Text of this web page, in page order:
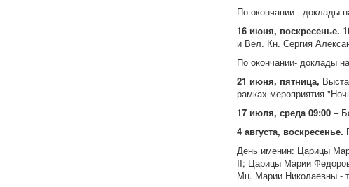
По окончании - доклады
16 июня, воскресенье.
и Вел. Кн. Сергия
По окончании- доклады
21 июня, пятница,
рамках мероприятия
17 июля, среда 09:00 –
4 августа, воскресенье.
День именин: Царицы
II; Царицы Марии
Мц. Марии Николаевны -